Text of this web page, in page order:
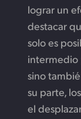
lograr un
destacar
solo es
intermedio
sino
su parte,
el